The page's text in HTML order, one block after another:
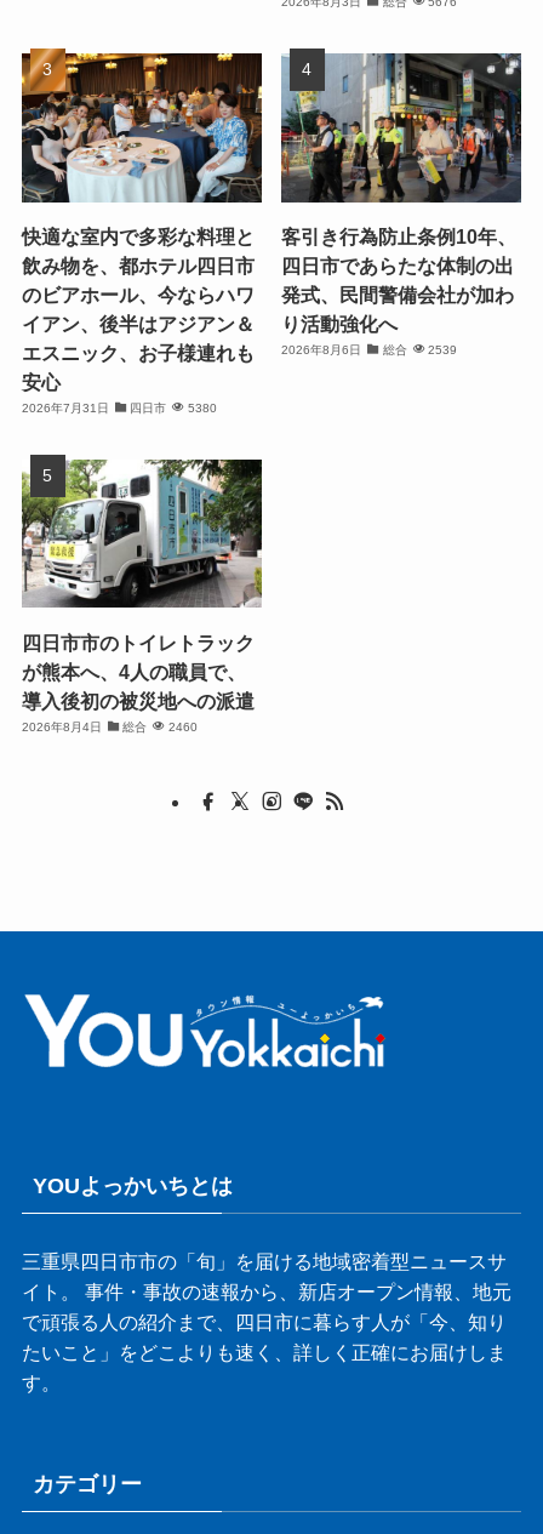
快適な室内で多彩な料理と
飲み物を、都ホテル四日市
のビアホール、今ならハワ
イアン、後半はアジアン＆
エスニック、お子様連れも
安心
2026年7月31日 四日市 5380
客引き行為防止条例10年、
四日市であらたな体制の出
発式、民間警備会社が加わ
り活動強化へ
2026年8月6日 総合 2539
四日市市のトイレトラック
が熊本へ、4人の職員で、
導入後初の被災地への派遣
2026年8月4日 総合 2460
YOUよっかいちとは
三重県四日市市の「旬」を届ける地域密着型ニュースサ
イト。 事件・事故の速報から、新店オープン情報、地元
で頑張る人の紹介まで、四日市に暮らす人が「今、知り
たいこと」をどこよりも速く、詳しく正確にお届けしま
す。
カテゴリー